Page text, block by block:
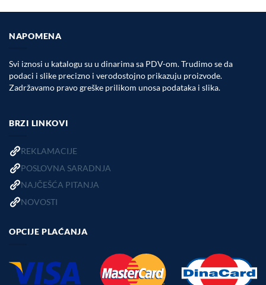
NAPOMENA
Svi iznosi u katalogu su u dinarima sa PDV-om. Trudimo se da
podaci i slike precizno i verodostojno prikazuju proizvode.
Zadržavamo pravo greške prilikom unosa podataka i slika.
BRZI LINKOVI
REKLAMACIJE
POSLOVNA SARADNJA
NAJČEŠĆA PITANJA
NOVOSTI
OPCIJE PLAĆANJA